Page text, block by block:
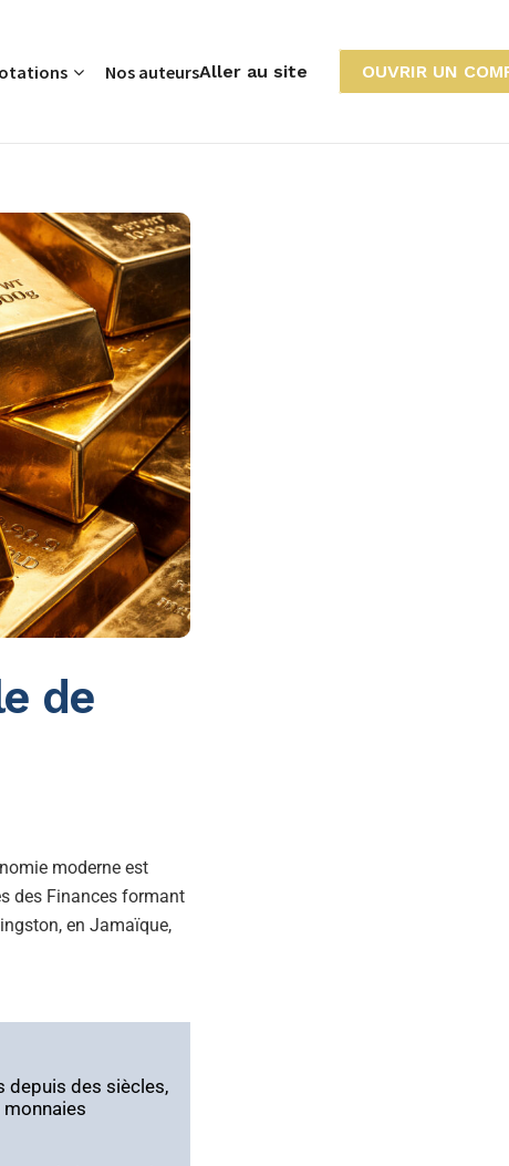
Nos auteursAller au site OUVRIR UN
de
moderne est
des Finances formant
en Jamaïque,
depuis des siècles,
monnaies